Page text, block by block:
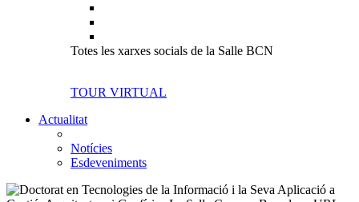
Totes les xarxes socials de la Salle BCN
TOUR VIRTUAL
Actualitat
Notícies
Esdeveniments